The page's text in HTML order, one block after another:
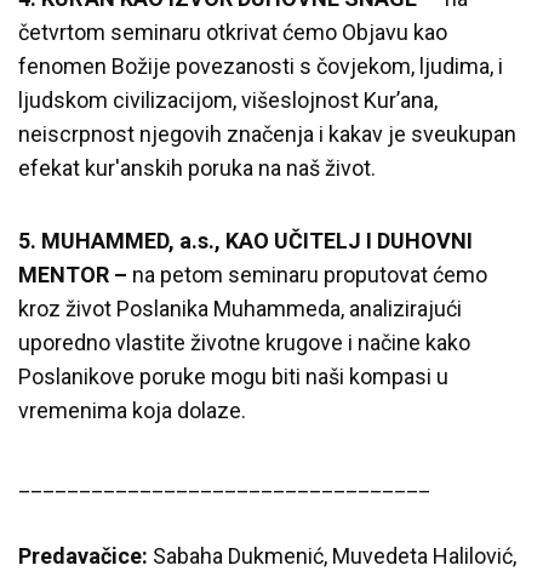
četvrtom seminaru otkrivat ćemo Objavu kao
fenomen Božije povezanosti s čovjekom, ljudima, i
ljudskom civilizacijom, višeslojnost Kur’ana,
neiscrpnost njegovih značenja i kakav je sveukupan
efekat kur'anskih poruka na naš život.
5. MUHAMMED, a.s., KAO UČITELJ I DUHOVNI
MENTOR – na petom seminaru proputovat ćemo
kroz život Poslanika Muhammeda, analizirajući
uporedno vlastite životne krugove i načine kako
Poslanikove poruke mogu biti naši kompasi u
vremenima koja dolaze.
Predavačice: Sabaha Dukmenić, Muvedeta Halilović,